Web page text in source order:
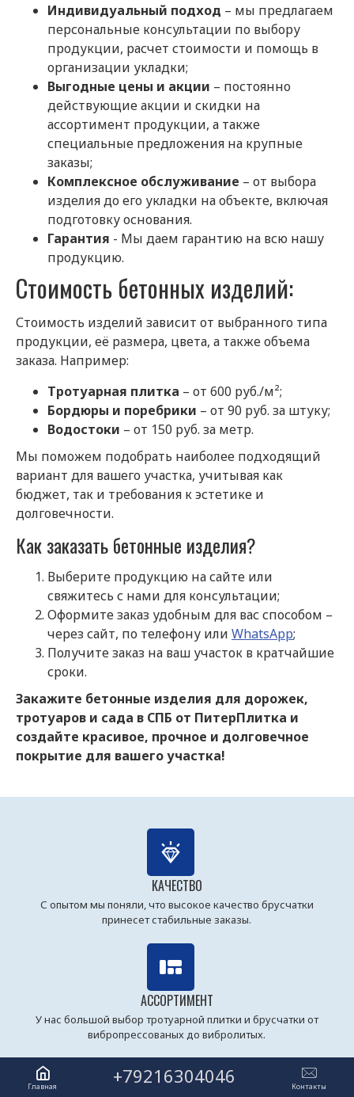
Индивидуальный подход – мы предлагаем
персональные консультации по выбору
продукции, расчет стоимости и помощь в
организации укладки;
Выгодные цены и акции – постоянно
действующие акции и скидки на
ассортимент продукции, а также
специальные предложения на крупные
заказы;
Комплексное обслуживание – от выбора
изделия до его укладки на объекте, включая
подготовку основания.
Гарантия - Мы даем гарантию на всю нашу
продукцию.
Стоимость бетонных изделий:
Стоимость изделий зависит от выбранного типа
продукции, её размера, цвета, а также объема
заказа. Например:
Тротуарная плитка – от 600 руб./м²;
Бордюры и поребрики – от 90 руб. за штуку;
Водостоки – от 150 руб. за метр.
Мы поможем подобрать наиболее подходящий
вариант для вашего участка, учитывая как
бюджет, так и требования к эстетике и
долговечности.
Как заказать бетонные изделия?
Выберите продукцию на сайте или
свяжитесь с нами для консультации;
Оформите заказ удобным для вас способом –
через сайт, по телефону или WhatsApp;
Получите заказ на ваш участок в кратчайшие
сроки.
Закажите бетонные изделия для дорожек,
тротуаров и сада в СПБ от ПитерПлитка и
создайте красивое, прочное и долговечное
покрытие для вашего участка!
КАЧЕСТВО
С опытом мы поняли, что высокое качество брусчатки
принесет стабильные заказы.
АССОРТИМЕНТ
У нас большой выбор тротуарной плитки и брусчатки от
вибропрессованых до вибролитых.
Главная +79216304046 Контакты